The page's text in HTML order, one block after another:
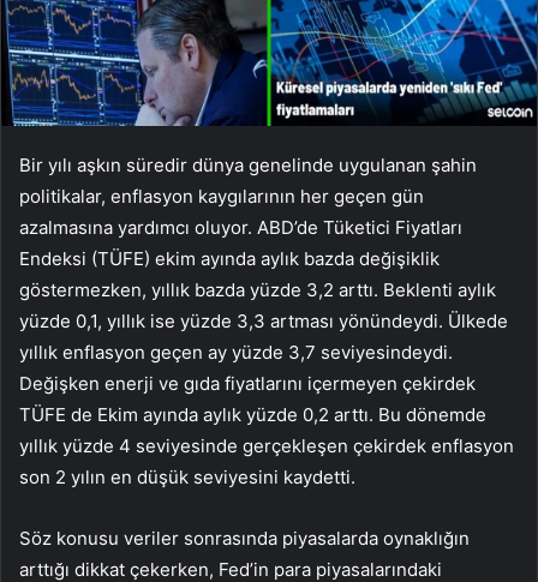
Bir yılı aşkın süredir dünya genelinde uygulanan şahin
politikalar, enflasyon kaygılarının her geçen gün
azalmasına yardımcı oluyor. ABD’de Tüketici Fiyatları
Endeksi (TÜFE) ekim ayında aylık bazda değişiklik
göstermezken, yıllık bazda yüzde 3,2 arttı. Beklenti aylık
yüzde 0,1, yıllık ise yüzde 3,3 artması yönündeydi. Ülkede
yıllık enflasyon geçen ay yüzde 3,7 seviyesindeydi.
Değişken enerji ve gıda fiyatlarını içermeyen çekirdek
TÜFE de Ekim ayında aylık yüzde 0,2 arttı. Bu dönemde
yıllık yüzde 4 seviyesinde gerçekleşen çekirdek enflasyon
son 2 yılın en düşük seviyesini kaydetti.
Söz konusu veriler sonrasında piyasalarda oynaklığın
arttığı dikkat çekerken, Fed’in para piyasalarındaki